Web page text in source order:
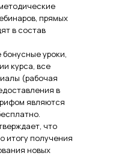
прямых
в состав
уроки,
курса, все
(рабочая
в
являются
что
итогу получения
новых